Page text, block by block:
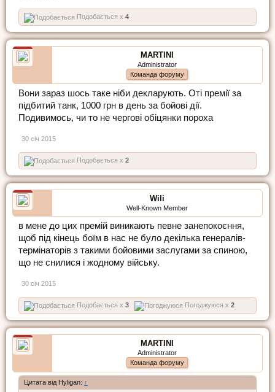
Подобається x 4
MARTINI
Administrator
Команда форуму
Вони зараз шось таке ніби декларують. Оті премії за
підбитий танк, 1000 грн в день за бойові дії.
Подивимось, чи то не чергові обіцянки пороха
30 січ 2015
Подобається x 2
Wili
Well-Known Member
в мене до цих премій виникають певне занепокоєння,
щоб під кінець боїм в нас не було декілька генералів-
термінаторів з такими бойовими заслугами за спиною,
що не снилися і жодному війську.
30 січ 2015
Подобається x 3 Погоджуюся x 2
MARTINI
Administrator
Команда форуму
Цитата від Hyligan: ↑